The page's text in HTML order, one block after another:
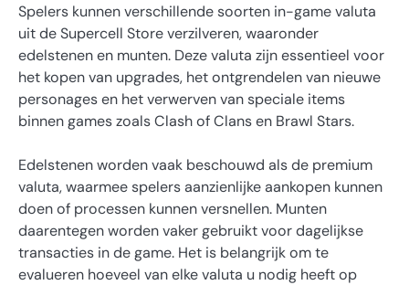
Spelers kunnen verschillende soorten in-game valuta
uit de Supercell Store verzilveren, waaronder
edelstenen en munten. Deze valuta zijn essentieel voor
het kopen van upgrades, het ontgrendelen van nieuwe
personages en het verwerven van speciale items
binnen games zoals Clash of Clans en Brawl Stars.
Edelstenen worden vaak beschouwd als de premium
valuta, waarmee spelers aanzienlijke aankopen kunnen
doen of processen kunnen versnellen. Munten
daarentegen worden vaker gebruikt voor dagelijkse
transacties in de game. Het is belangrijk om te
evalueren hoeveel van elke valuta u nodig heeft op